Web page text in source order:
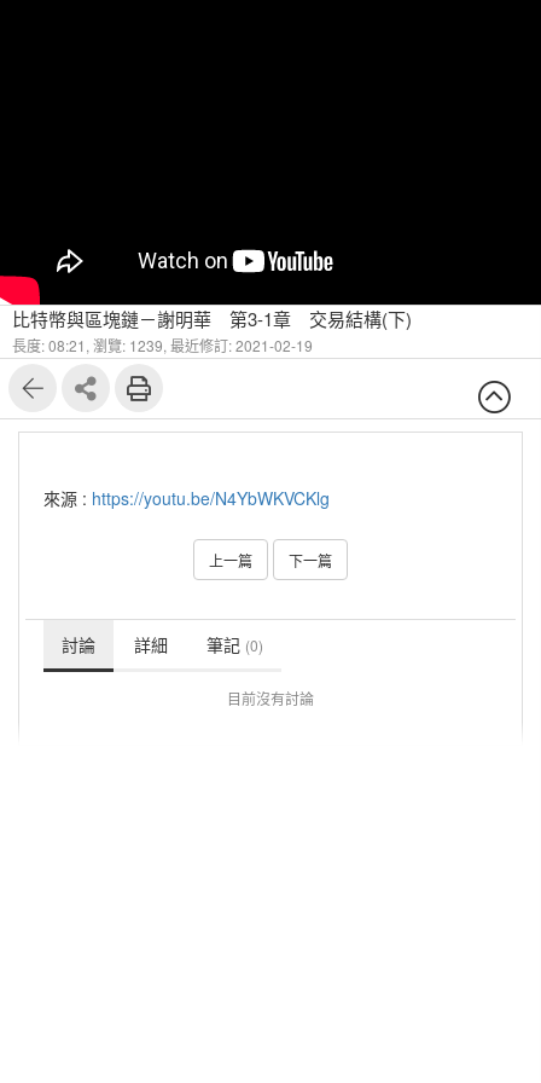
比特幣與區塊鏈－謝明華 第3-1章 交易結構(下)
長度: 08:21, 瀏覽: 1239, 最近修訂: 2021-02-19
來源 : https://youtu.be/N4YbWKVCKlg
上一篇 下一篇
討論 詳細 筆記 (0)
目前沒有討論